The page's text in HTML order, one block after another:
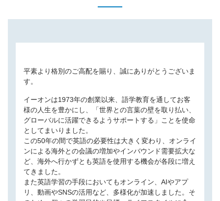
平素より格別のご高配を賜り、誠にありがとうございま
す。
イーオンは1973年の創業以来、語学教育を通してお客
様の人生を豊かにし、「世界との言葉の壁を取り払い、
グローバルに活躍できるようサポートする」ことを使命
としてまいりました。
この50年の間で英語の必要性は大きく変わり、オンライ
ンによる海外との会議の増加やインバウンド需要拡大な
ど、海外へ行かずとも英語を使用する機会が各段に増え
てきました。
また英語学習の手段においてもオンライン、AIやアプ
リ、動画やSNSの活用など、多様化が加速しました。そ